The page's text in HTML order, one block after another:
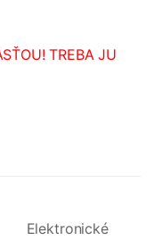
TREBA JU
Elektronické